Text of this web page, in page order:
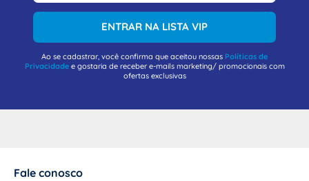
ENTRAR NA LISTA VIP
Ao se cadastrar, você confirma que aceitou nossas Políticas de
Privacidadee gostaria de receber e-mails marketing/ promocionais com
ofertas exclusivas
Fale conosco